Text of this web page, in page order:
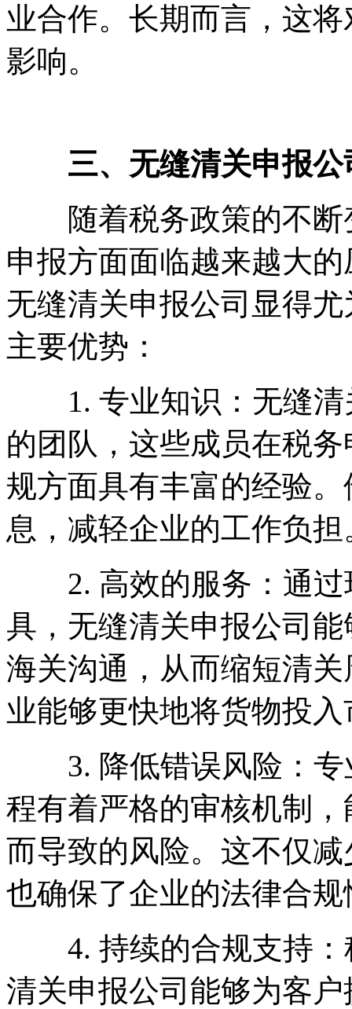
业合作。长期而言，这
影响。
三、无缝清关申报公
随着税务政策的不断
申报方面面临越来越大
无缝清关申报公司显得
主要优势：
1. 专业知识：无缝清
的团队，这些成员在税
规方面具有丰富的经验
息，减轻企业的工作负担
2. 高效的服务：通过
具，无缝清关申报公司
海关沟通，从而缩短清
业能够更快地将货物投
3. 降低错误风险：专
程有着严格的审核机制
而导致的风险。这不仅
也确保了企业的法律合规
4. 持续的合规支持：
清关申报公司能够为客